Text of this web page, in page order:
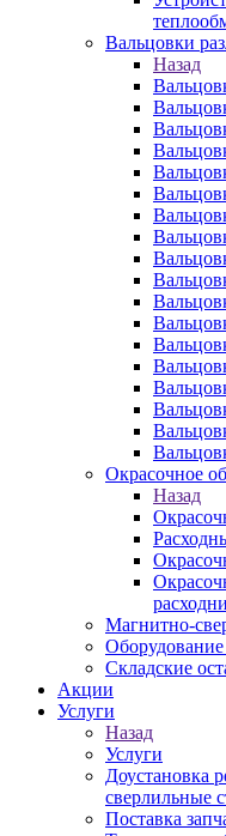
Вальцовки
Назад
Окрасочное
Назад
Магнитно-
Оборудование
Складские
Акции
Услуги
Назад
Услуги
Доустановка
сверлильные
Поставка